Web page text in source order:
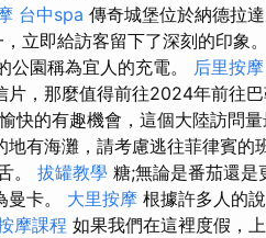
台中spa 傳奇城堡位於納德拉
立即給訪客留下了深刻的印象。
園稱為宜人的充電。 后里按摩
，那麼值得前往2024年前往
快的有趣機會，這個大陸訪問
有海灘，請考慮逃往菲律賓的
。 拔罐教學 糖;無論是番茄還是
卡。 大里按摩 根據許多人的
摩課程 如果我們在這裡度假，